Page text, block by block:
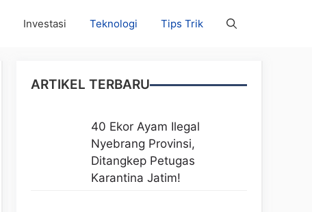
Investasi Teknologi Tips Trik
ARTIKEL TERBARU
40 Ekor Ayam Ilegal
Nyebrang Provinsi,
Ditangkep Petugas
Karantina Jatim!